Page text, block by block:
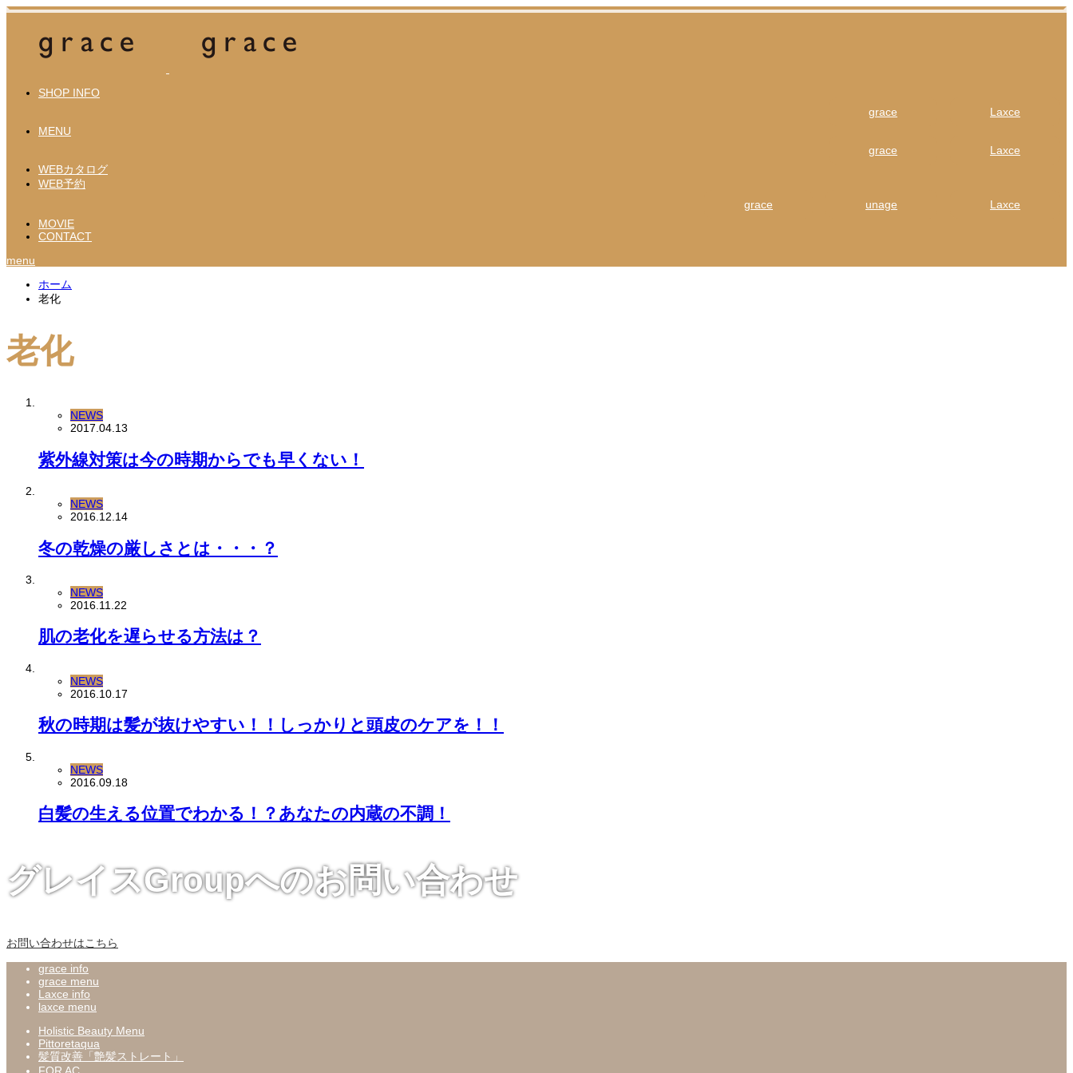
SHOP INFO
grace
Laxce
MENU
grace
Laxce
WEBカタログ
WEB予約
grace
unage
Laxce
MOVIE
CONTACT
menu
ホーム
老化
老化
NEWS
2017.04.13
紫外線対策は今の時期からでも早くない！
NEWS
2016.12.14
冬の乾燥の厳しさとは・・・？
NEWS
2016.11.22
肌の老化を遅らせる方法は？
NEWS
2016.10.17
秋の時期は髪が抜けやすい！！しっかりと頭皮のケアを！！
NEWS
2016.09.18
白髪の生える位置でわかる！？あなたの内蔵の不調！
グレイスGroupへのお問い合わせ
お問い合わせはこちら
grace info
grace menu
Laxce info
laxce menu
Holistic Beauty Menu
Pittoretaqua
髪質改善「艶髪ストレート」